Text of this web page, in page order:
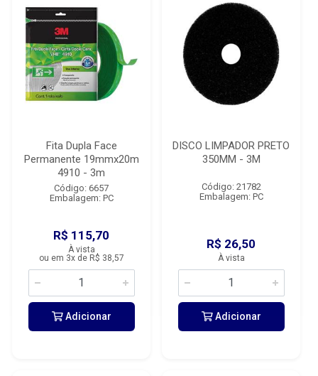
Fita Dupla Face
Permanente 19mmx20m
4910 - 3m
Código: 6657
Embalagem: PC
R$ 115,70
À vista
ou em 3x de R$ 38,57
Adicionar
DISCO LIMPADOR PRETO
350MM - 3M
Código: 21782
Embalagem: PC
R$ 26,50
À vista
Adicionar